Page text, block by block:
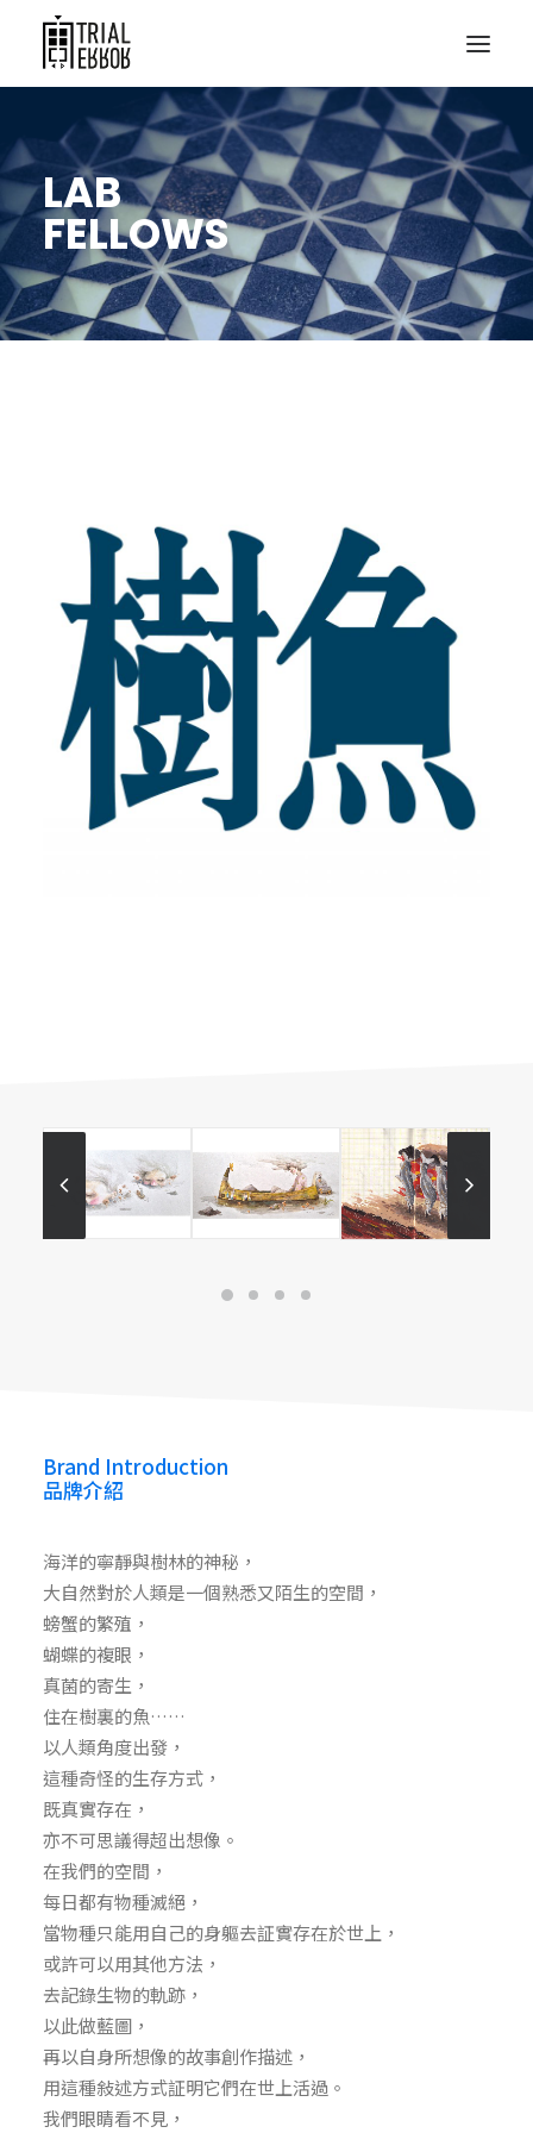
LAB
FELLOWS
樹魚
Maggie WongHoYee
Maggie Wong Ho Yee
Brand Introduction
品牌介紹
海洋的寧靜與樹林的神秘，
大自然對於人類是一個熟悉又陌生的空間，
螃蟹的繁殖，
蝴蝶的複眼，
真菌的寄生，
住在樹裏的魚……
以人類角度出發，
這種奇怪的生存方式，
既真實存在，
亦不可思議得超出想像。
在我們的空間，
每日都有物種滅絕，
當物種只能用自己的身軀去証實存在於世上，
或許可以用其他方法，
去記錄生物的軌跡，
以此做藍圖，
再以自身所想像的故事創作描述，
用這種敍述方式証明它們在世上活過。
我們眼睛看不見，